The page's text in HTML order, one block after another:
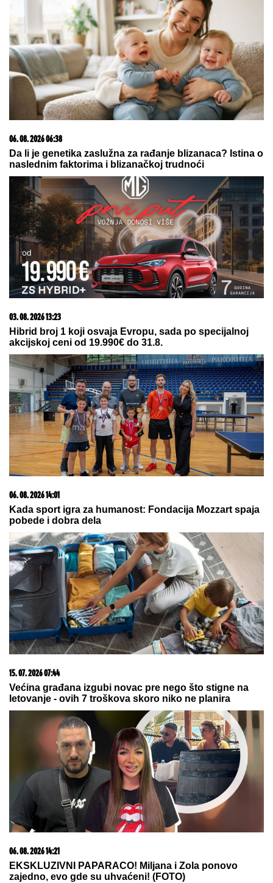
Ceo svet juri TORBU koja kod nas
BUVLJACIMA: Srpkinje su je 2000-ih
obožavale, a sada je opet najtraženiji
komad!
MINA NAUMOVIĆ PROGOVORILA O PREVARI!Žena
Ognjena Amidžića dobila škakljivo pitanje, pa
iskreno priznala: "To je lakše"
Koji komad teletine je najbolji?
Mesari dali odgovor - iznenadićete
se
OLUJNI FRONT IDE KA SRBIJI:
Stižu jaki udari vetra i kiša, na udaru
će biti prvo ovi delovi naše zemlje
"MOJA LJUBAV JEDINA NA SVETU"Dragan
Stanković i dalje čuva uspomene sa Jovanom
Jeremić, zbog jednog detalja svi komentarišu da je
nije preboleo
"PORODICI SAM PORUČILA - NE
zakazali operaciju kad su shvatili
stanje stvari", ovo je samo jednom